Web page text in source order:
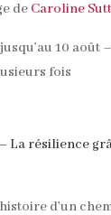
de Caroline
10 août
fois
La résilience
d’un